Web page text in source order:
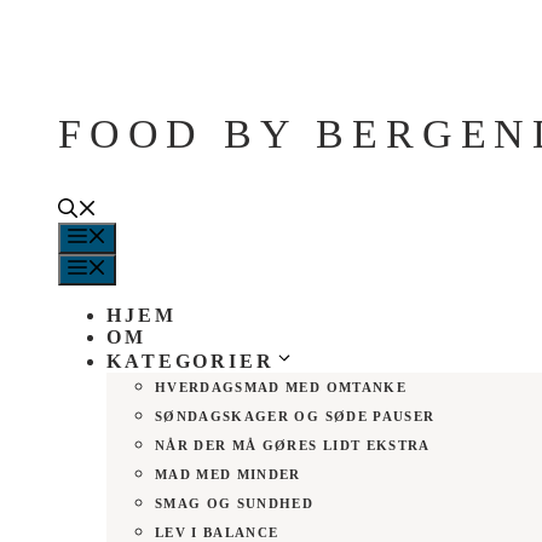
FOOD BY
HJEM
OM
KATEGORIER
HVERDAGSMAD MED OMTANKE
SØNDAGSKAGER OG SØDE PAUSER
NÅR DER MÅ GØRES LIDT EKSTRA
MAD MED MINDER
SMAG OG SUNDHED
LEV I BALANCE